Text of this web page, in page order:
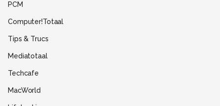
PCM
Computer!Totaal
Tips & Trucs
Mediatotaal
Techcafe
MacWorld